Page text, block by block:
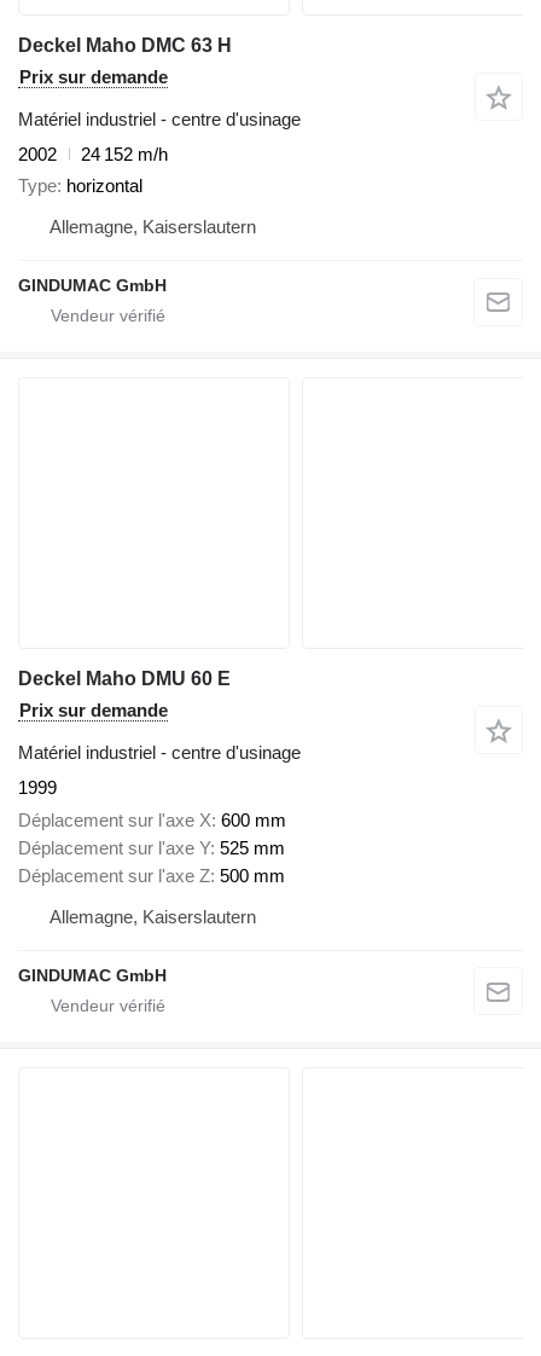
Deckel Maho DMC 63 H
Prix sur demande
Matériel industriel - centre d'usinage
2002
24 152 m/h
Type horizontal
Allemagne, Kaiserslautern
GINDUMAC GmbH
Deckel Maho DMU 60 E
Prix sur demande
Matériel industriel - centre d'usinage
1999
Déplacement sur l'axe X 600 mm
Déplacement sur l'axe Y 525 mm
Déplacement sur l'axe Z 500 mm
Allemagne, Kaiserslautern
GINDUMAC GmbH